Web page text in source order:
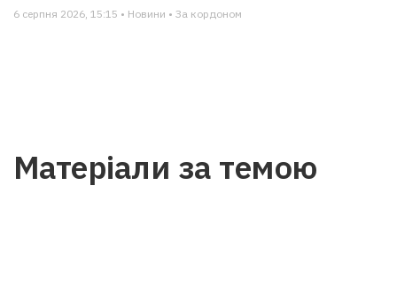
6 серпня 2026, 15:15 • Новини • За кордоном
Матеріали за темою